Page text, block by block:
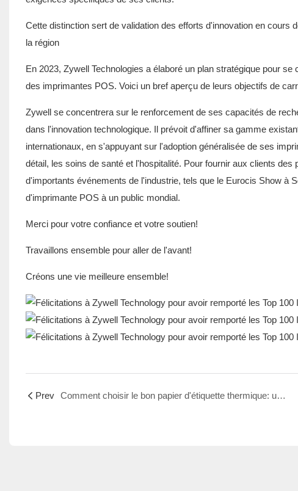
Cette distinction sert de validation des efforts d'innovation en cours
la région
En 2023, Zywell Technologies a élaboré un plan stratégique pour
des imprimantes POS. Voici un bref aperçu de leurs objectifs de
Zywell se concentrera sur le renforcement de ses capacités de
dans l'innovation technologique. Il prévoit d'affiner sa gamme
internationaux, en s'appuyant sur l'adoption généralisée de ses
détail, les soins de santé et l'hospitalité. Pour fournir aux clients
d'importants événements de l'industrie, tels que le Eurocis Show à
d'imprimante POS à un public mondial.
Merci pour votre confiance et votre soutien!
Travaillons ensemble pour aller de l'avant!
Créons une vie meilleure ensemble!
Prev Comment choisir le bon papier d'étiquette thermique: une ventilation des types d'étiquettes